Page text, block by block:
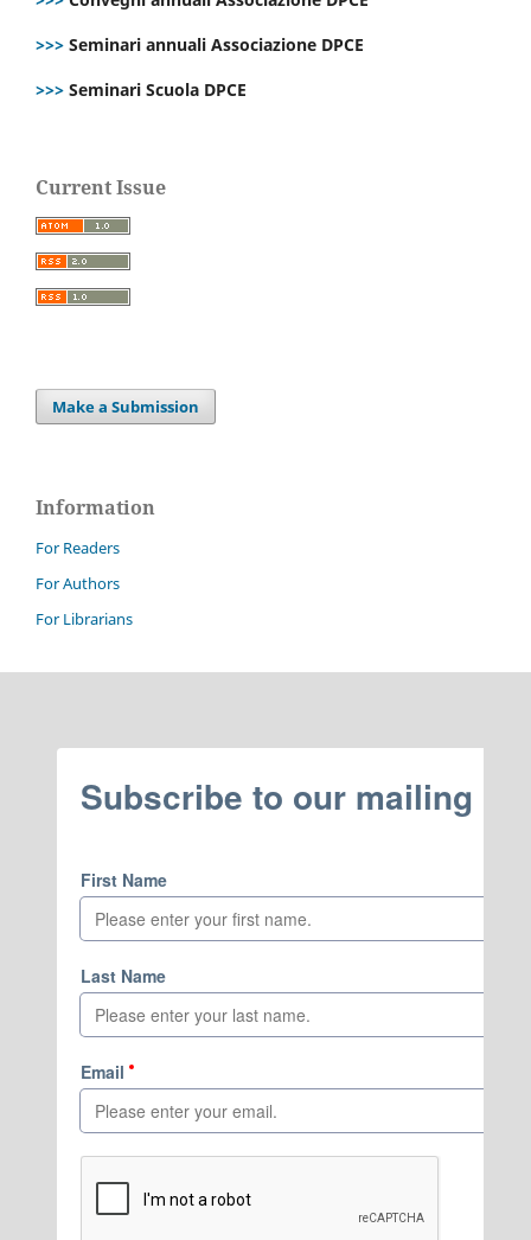
>>> Seminari annuali Associazione DPCE
>>> Seminari Scuola DPCE
Current Issue
Make a Submission
Information
For Readers
For Authors
For Librarians